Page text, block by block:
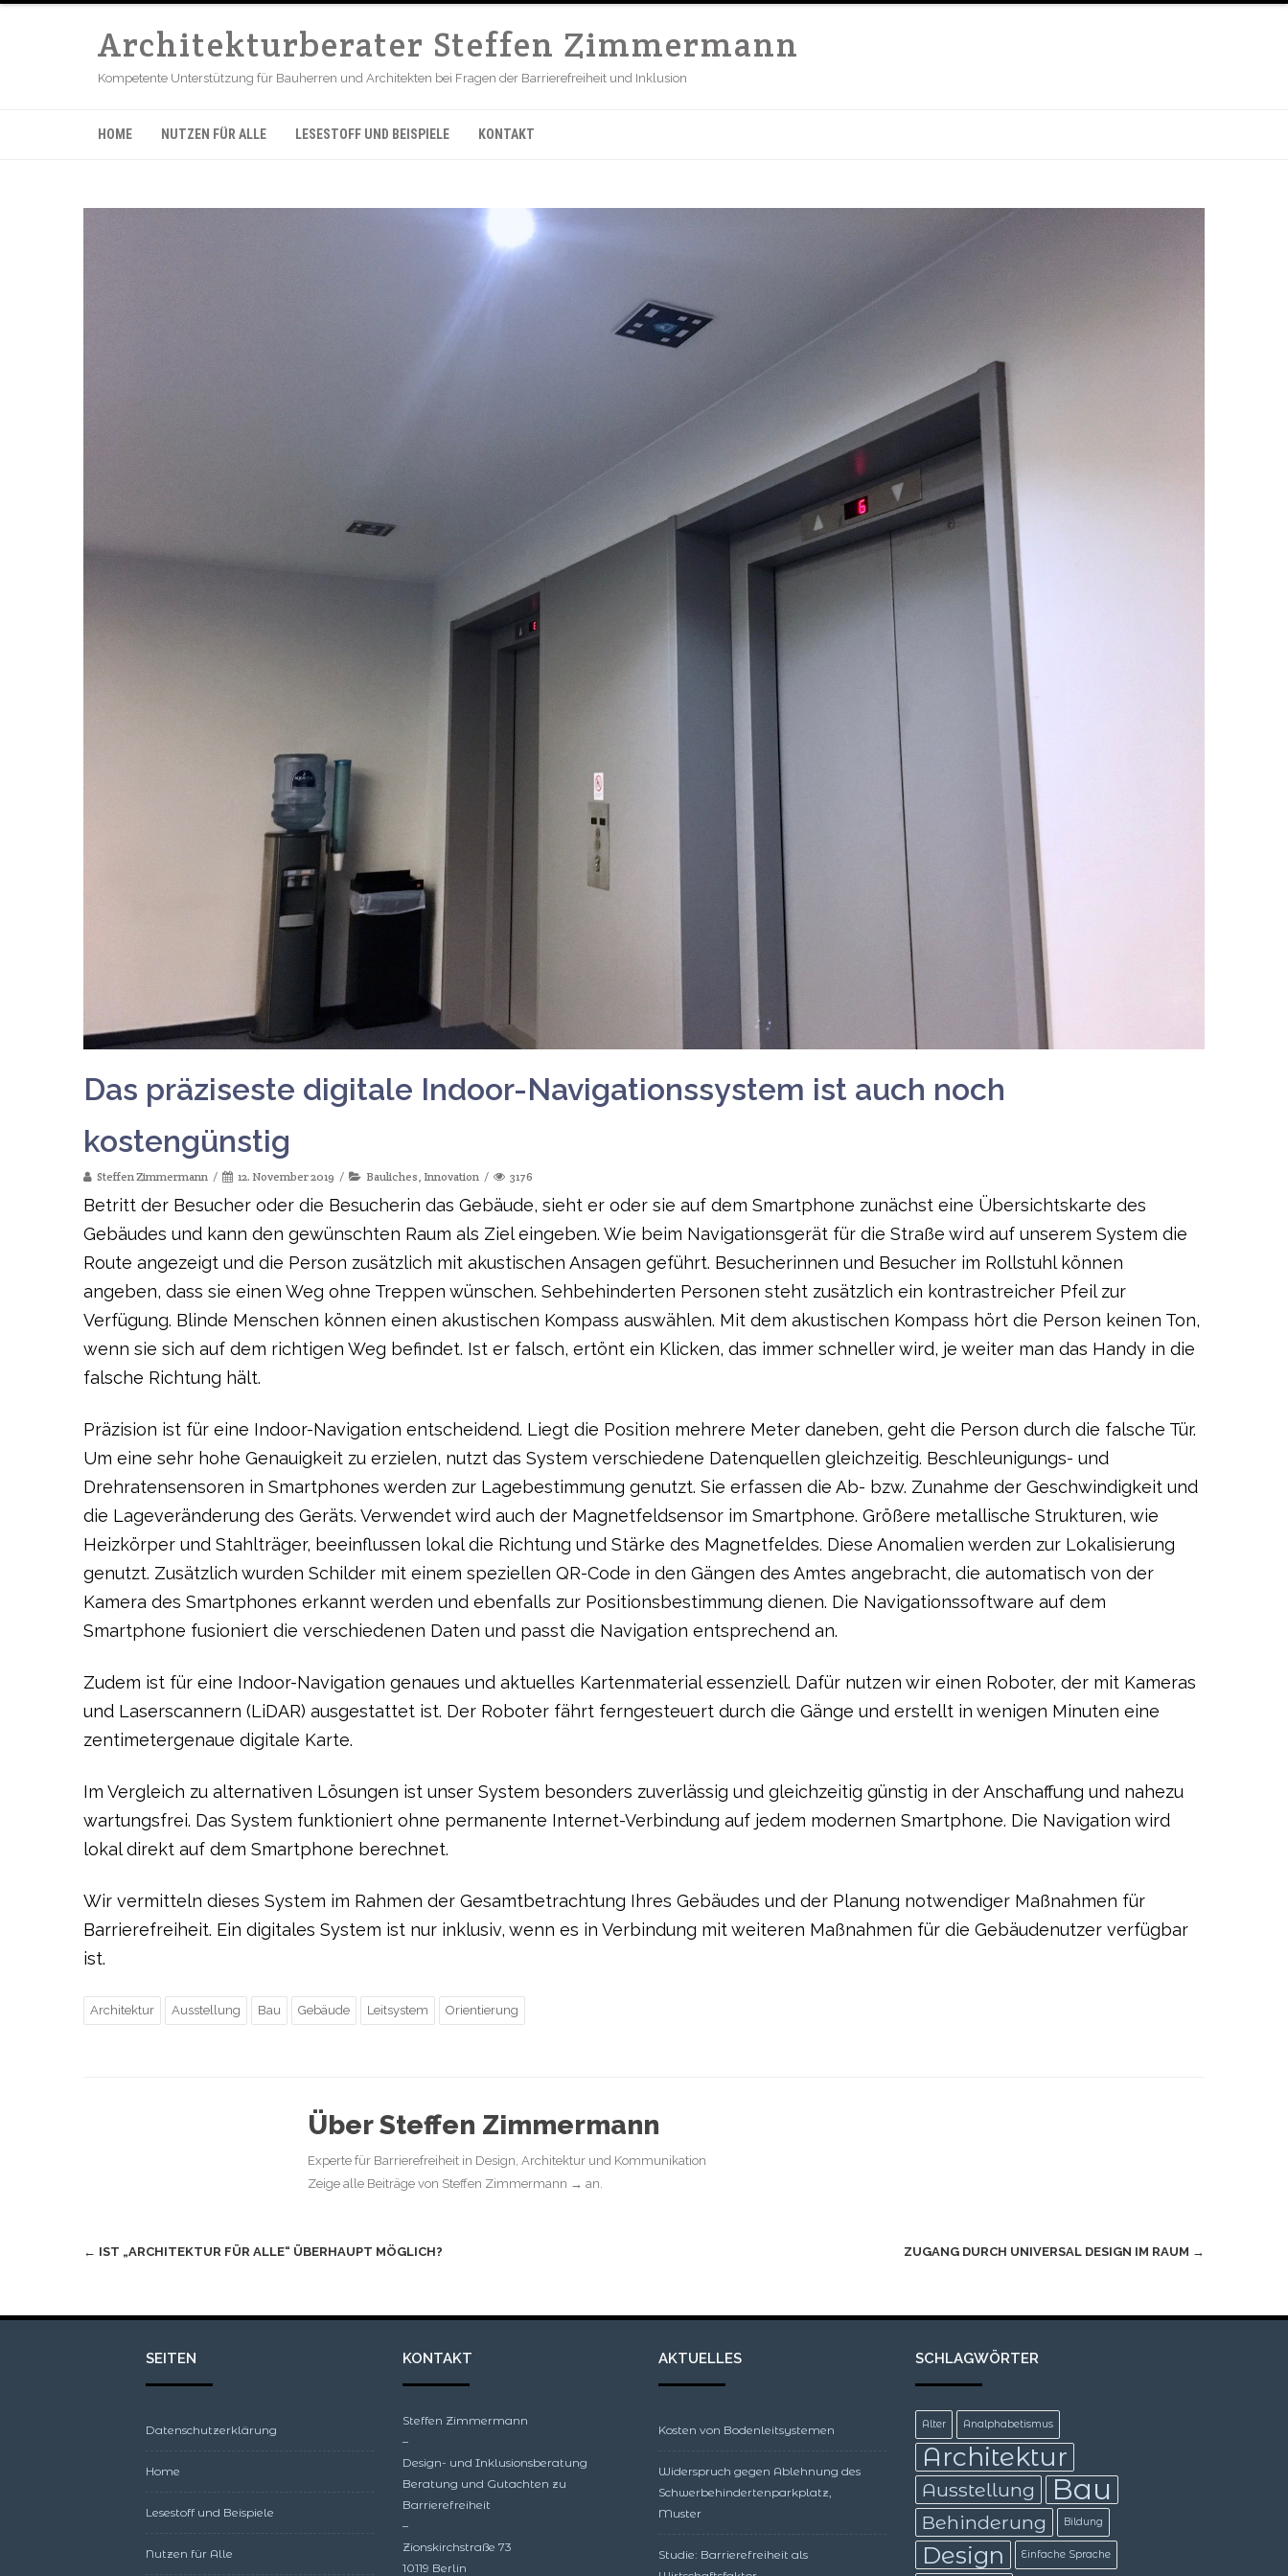
Architekturberater Steffen Zimmermann
Kompetente Unterstützung für Bauherren und Architekten bei Fragen der Barrierefreiheit und Inklusion
HOME NUTZEN FÜR ALLE LESESTOFF UND BEISPIELE KONTAKT
Das präziseste digitale Indoor-Navigationssystem ist auch noch
kostengünstig
Steffen Zimmermann 12. November 2019 Bauliches Innovation 3176
Betritt der Besucher oder die Besucherin das Gebäude, sieht er oder sie auf dem Smartphone zunächst eine Übersichtskarte des
Gebäudes und kann den gewünschten Raum als Ziel eingeben. Wie beim Navigationsgerät für die Straße wird auf unserem System die
Route angezeigt und die Person zusätzlich mit akustischen Ansagen geführt. Besucherinnen und Besucher im Rollstuhl können
angeben, dass sie einen Weg ohne Treppen wünschen. Sehbehinderten Personen steht zusätzlich ein kontrastreicher Pfeil zur
Verfügung. Blinde Menschen können einen akustischen Kompass auswählen. Mit dem akustischen Kompass hört die Person keinen Ton,
wenn sie sich auf dem richtigen Weg befindet. Ist er falsch, ertönt ein Klicken, das immer schneller wird, je weiter man das Handy in die
falsche Richtung hält.
Präzision ist für eine Indoor-Navigation entscheidend. Liegt die Position mehrere Meter daneben, geht die Person durch die falsche Tür.
Um eine sehr hohe Genauigkeit zu erzielen, nutzt das System verschiedene Datenquellen gleichzeitig. Beschleunigungs- und
Drehratensensoren in Smartphones werden zur Lagebestimmung genutzt. Sie erfassen die Ab- bzw. Zunahme der Geschwindigkeit und
die Lageveränderung des Geräts. Verwendet wird auch der Magnetfeldsensor im Smartphone. Größere metallische Strukturen, wie
Heizkörper und Stahlträger, beeinflussen lokal die Richtung und Stärke des Magnetfeldes. Diese Anomalien werden zur Lokalisierung
genutzt. Zusätzlich wurden Schilder mit einem speziellen QR-Code in den Gängen des Amtes angebracht, die automatisch von der
Kamera des Smartphones erkannt werden und ebenfalls zur Positionsbestimmung dienen. Die Navigationssoftware auf dem
Smartphone fusioniert die verschiedenen Daten und passt die Navigation entsprechend an.
Zudem ist für eine Indoor-Navigation genaues und aktuelles Kartenmaterial essenziell. Dafür nutzen wir einen Roboter, der mit Kameras
und Laserscannern (LiDAR) ausgestattet ist. Der Roboter fährt ferngesteuert durch die Gänge und erstellt in wenigen Minuten eine
zentimetergenaue digitale Karte.
Im Vergleich zu alternativen Lösungen ist unser System besonders zuverlässig und gleichzeitig günstig in der Anschaffung und nahezu
wartungsfrei. Das System funktioniert ohne permanente Internet-Verbindung auf jedem modernen Smartphone. Die Navigation wird
lokal direkt auf dem Smartphone berechnet.
Wir vermitteln dieses System im Rahmen der Gesamtbetrachtung Ihres Gebäudes und der Planung notwendiger Maßnahmen für
Barrierefreiheit. Ein digitales System ist nur inklusiv, wenn es in Verbindung mit weiteren Maßnahmen für die Gebäudenutzer verfügbar
ist.
Architektur Ausstellung Bau Gebäude Leitsystem Orientierung
Über Steffen Zimmermann
Experte für Barrierefreiheit in Design, Architektur und Kommunikation
Zeige alle Beiträge von Steffen Zimmermann → an.
Beitragsnavigation
← IST „ARCHITEKTUR FÜR ALLE“ ÜBERHAUPT MÖGLICH? ZUGANG DURCH UNIVERSAL DESIGN IM RAUM →
SEITEN
Datenschutzerklärung
Home
Lesestoff und Beispiele
Nutzen für Alle
KONTAKT
Steffen Zimmermann
–
Design- und Inklusionsberatung
Beratung und Gutachten zu
Barrierefreiheit
–
Zionskirchstraße 73
10119 Berlin
AKTUELLES
Kosten von Bodenleitsystemen
Widerspruch gegen Ablehnung des
Schwerbehindertenparkplatz,
Muster
Studie: Barrierefreiheit als
SCHLAGWÖRTER
Alter Analphabetismus
Architektur
Ausstellung Bau
Behinderung Bildung
Design Einfache Sprache